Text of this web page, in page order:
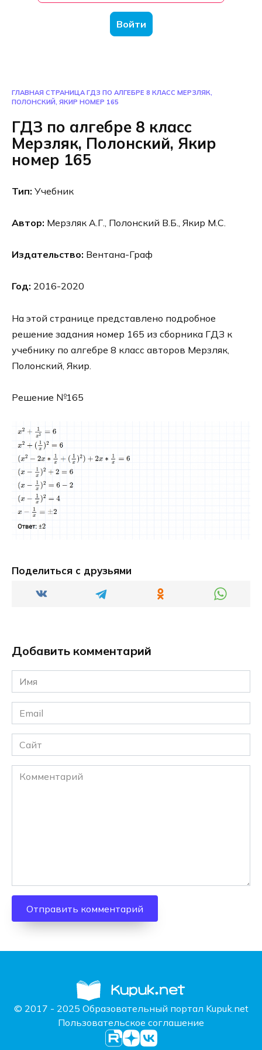
Войти
ГЛАВНАЯ СТРАНИЦА ГДЗ ПО АЛГЕБРЕ 8 КЛАСС МЕРЗЛЯК,
ПОЛОНСКИЙ, ЯКИР НОМЕР 165
ГДЗ по алгебре 8 класс
Мерзляк, Полонский, Якир
номер 165
Тип: Учебник
Автор: Мерзляк А.Г., Полонский В.Б., Якир М.С.
Издательство: Вентана-Граф
Год: 2016-2020
На этой странице представлено подробное
решение задания номер 165 из сборника ГДЗ к
учебнику по алгебре 8 класс авторов Мерзляк,
Полонский, Якир.
Решение №165
Поделиться с друзьями
Добавить комментарий
Имя
*
Email
*
Сайт
Комментарий
© 2017 - 2025 Образовательный портал Kupuk.net
Пользовательское соглашение